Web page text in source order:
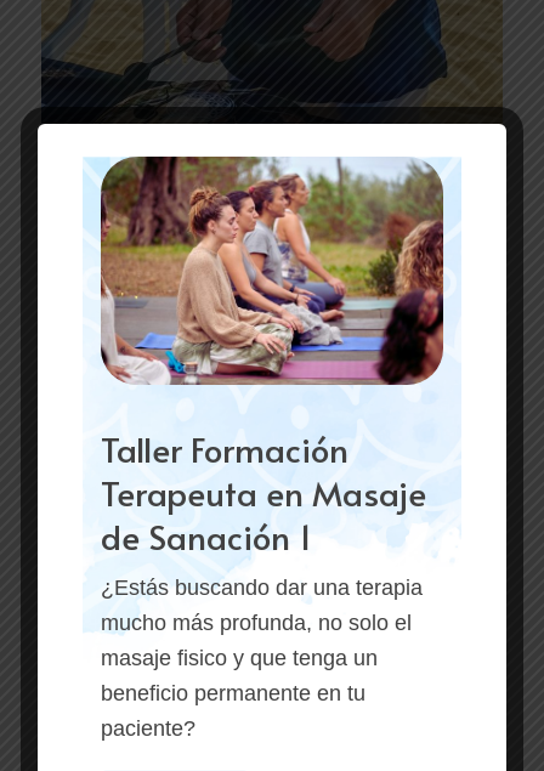
Taller Formación
Terapeuta en Masaje
de Sanación 1
¿Estás buscando dar una terapia
mucho más profunda, no solo el
masaje fisico y que tenga un
beneficio permanente en tu
paciente?